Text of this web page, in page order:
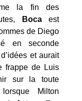
la fin des
Bocaest
de Diego
en seconde
et aurait
frappe de Luis
sur la toute
Milton